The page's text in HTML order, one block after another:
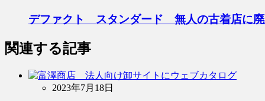
デファクト スタンダード 無人の古着店に廃
関連する記事
2023年7月18日